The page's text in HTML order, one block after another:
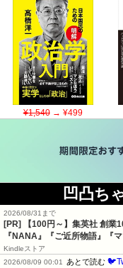
¥1,540→ ¥499
凹凸ち
2026/08/31まで
[PR]
【100円～】集英社 創業
『NANA』『ご近所物語』『
Kindleストア
2026/08/09 00:01 あとで読む